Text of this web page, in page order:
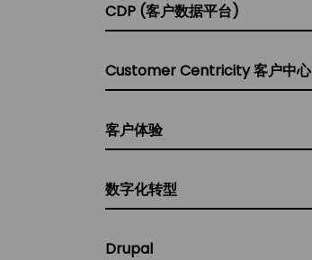
CDP (客户数据平台)
Customer Centricity 客户中心
客户体验
数字化转型
Drupal